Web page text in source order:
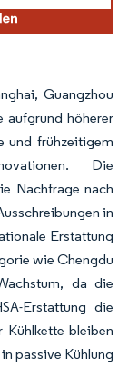
Guangzhou
aufgrund höherer
und frühzeitigem
Die
Nachfrage nach
in
Erstattung
wie Chengdu
da die
Erstattung die
Kühlkette bleiben
passive Kühlung